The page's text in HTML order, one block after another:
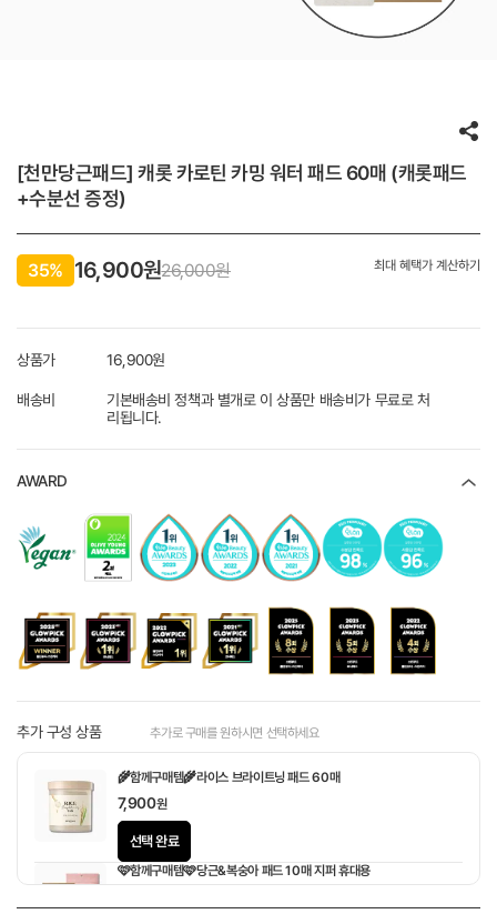
[천만당근패드] 캐롯 카로틴 카밍 워터 패드 60매 (캐롯패드
+수분선 증정)
최대 혜택가 계산하기
35% 16,900원26,000원
상품가 16,900원
배송비
기본배송비 정책과 별개로 이 상품만 배송비가 무료로 처
리됩니다.
AWARD
추가 구성 상품 추가로 구매를 원하시면 선택하세요
🌾함께구매템🌾라이스 브라이트닝 패드 60매
7,900원
선택 완료
🩷함께구매템🩷당근&복숭아 패드 10매 지퍼 휴대용